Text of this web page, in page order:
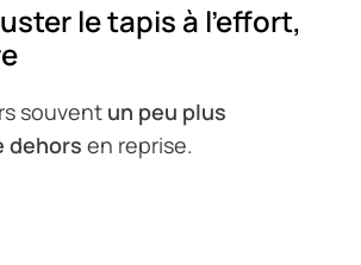
le tapis à l’effort,
souvent un peu plus
dehors en reprise.